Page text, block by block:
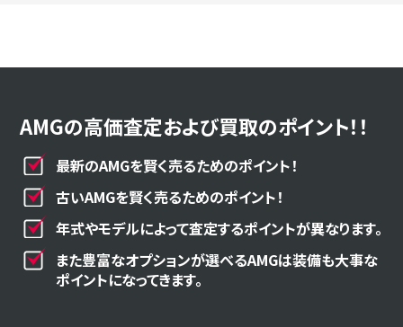
AMGの高価査定および買取のポイント！！
最新のAMGを賢く売るためのポイント！
古いAMGを賢く売るためのポイント！
年式やモデルによって査定するポイントが異なります。
また豊富なオプションが選べるAMGは装備も大事な
ポイントになってきます。